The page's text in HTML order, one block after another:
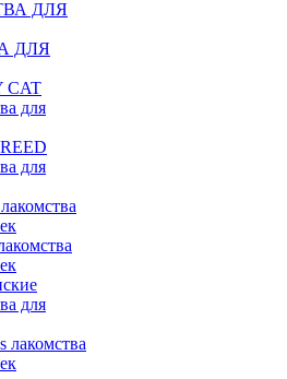
ДЛЯ
CAT
для
для
для
лакомства